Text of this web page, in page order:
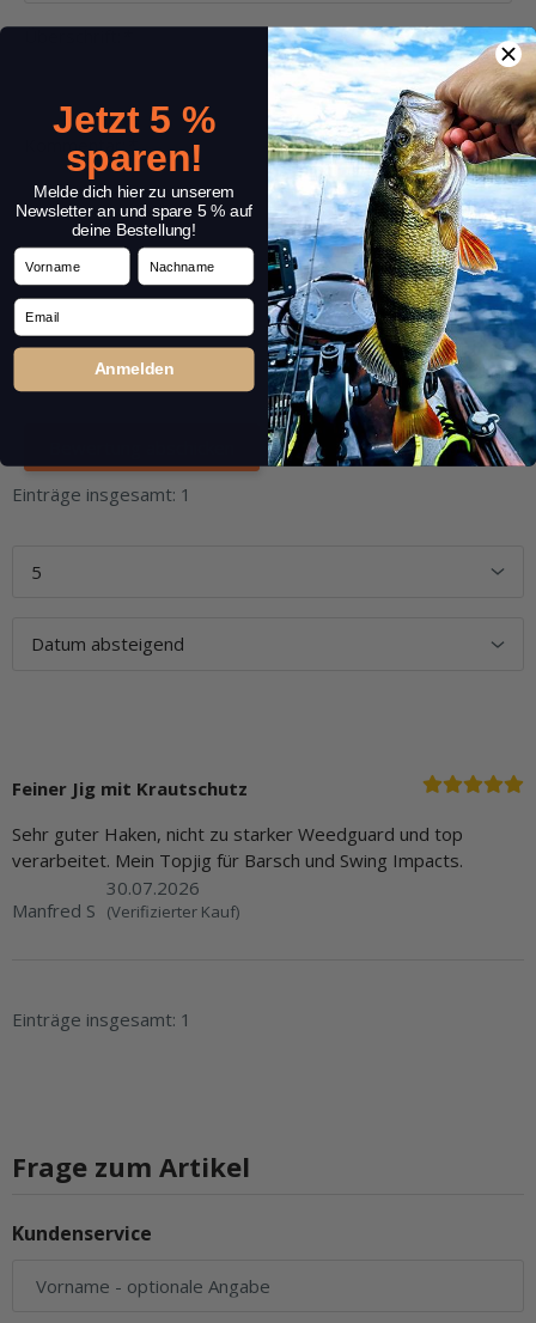
Einträge insgesamt: 1
Feiner Jig mit Krautschutz
Sehr guter Haken, nicht zu starker Weedguard und top
verarbeitet. Mein Topjig für Barsch und Swing Impacts.
Manfred S
30.07.2026
(Verifizierter Kauf)
Einträge insgesamt: 1
Frage zum Artikel
Kundenservice
Vorname - optionale Angabe
Jetzt 5 %
sparen!
Melde dich hier zu unserem
Newsletter an und spare 5 % auf
deine Bestellung!
Vorname Nachname
Email
Anmelden